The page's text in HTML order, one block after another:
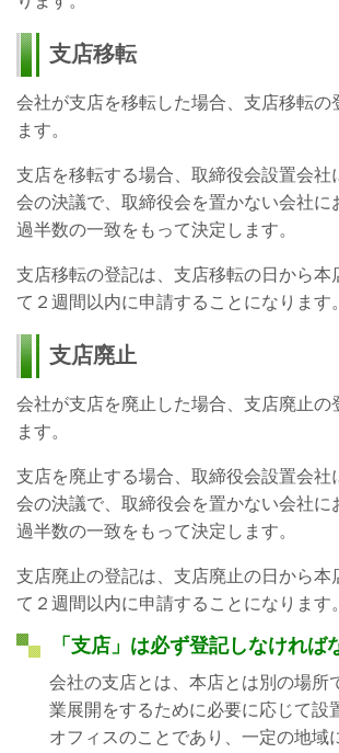
支店移転
会社が支店を移転した場合、支店移転の
ます。
支店を移転する場合、取締役会設置会社
会の決議で、取締役会を置かない会社に
過半数の一致をもって決定します。
支店移転の登記は、支店移転の日から本
て２週間以内に申請することになります。
支店廃止
会社が支店を廃止した場合、支店廃止の
ます。
支店を廃止する場合、取締役会設置会社
会の決議で、取締役会を置かない会社に
過半数の一致をもって決定します。
支店廃止の登記は、支店廃止の日から本
て２週間以内に申請することになります。
「支店」は必ず登記しなければ
会社の支店とは、本店とは別の場所
業展開をするために必要に応じて設
オフィスのことであり、一定の地域